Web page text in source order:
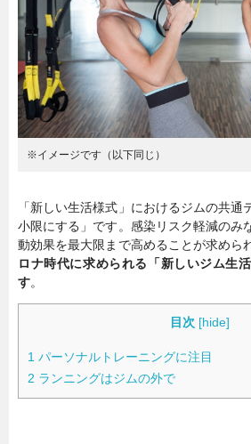
連載一覧
※イメージです（以下同じ）
「新しい生活様式」におけるジムの共
小限にする」です。感染リスク軽減のみ
動効果を最大限まで高めることが求めら
ロナ時代に求められる「新しいジム生
す。
目次 [hide]
1 パーソナルトレーニングに注目
2 ランニングはジムの外で